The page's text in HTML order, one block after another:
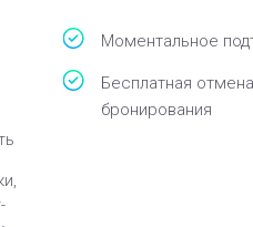
Моментальное
Бесплатная отмена
бронирования